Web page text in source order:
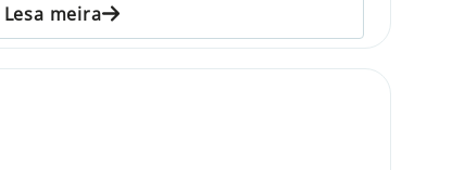
Lesa meira